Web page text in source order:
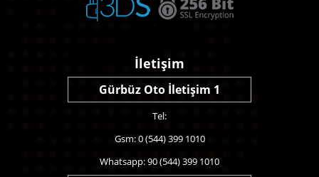
İletişim
Gürbüz Oto İletişim 1
Tel:
Gsm: 0 (544) 399 1010
Whatsapp: 90 (544) 399 1010